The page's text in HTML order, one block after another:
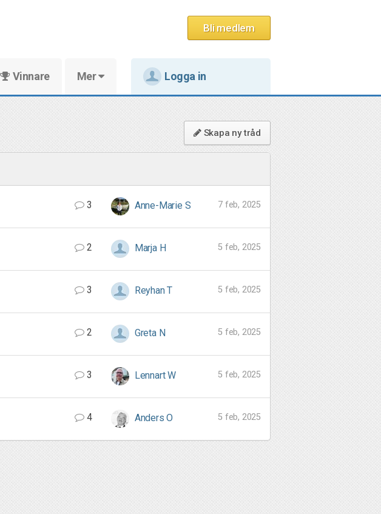
Bli medlem
Vinnare Mer Logga in
Skapa ny tråd
3 Anne-Marie S 7 feb, 2025
2 Marja H 5 feb, 2025
3 Reyhan T 5 feb, 2025
2 Greta N 5 feb, 2025
3 Lennart W 5 feb, 2025
4 Anders O 5 feb, 2025